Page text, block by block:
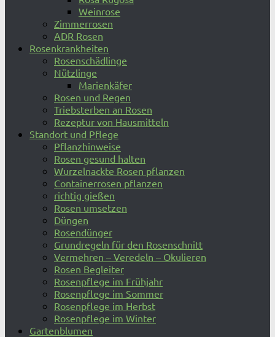
Weinrose
Zimmerrosen
ADR Rosen
Rosenkrankheiten
Rosenschädlinge
Nützlinge
Marienkäfer
Rosen und Regen
Triebsterben an Rosen
Rezeptur von Hausmitteln
Standort und Pflege
Pflanzhinweise
Rosen gesund halten
Wurzelnackte Rosen pflanzen
Containerrosen pflanzen
richtig gießen
Rosen umsetzen
Düngen
Rosendünger
Grundregeln für den Rosenschnitt
Vermehren – Veredeln – Okulieren
Rosen Begleiter
Rosenpflege im Frühjahr
Rosenpflege im Sommer
Rosenpflege im Herbst
Rosenpflege im Winter
Gartenblumen